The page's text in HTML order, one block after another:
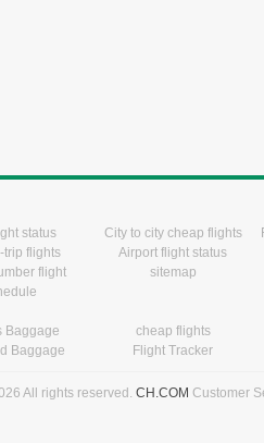
status City to city cheap flights
trip flights Airport flight status
flight
sitemap
Baggage cheap flights
Baggage Flight Tracker
All rights reserved. CH.COM Customer